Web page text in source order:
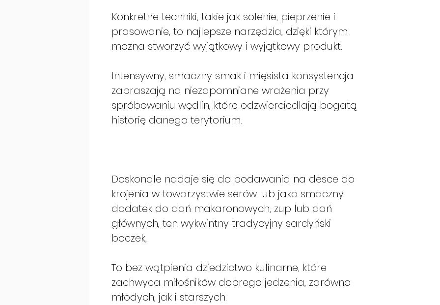
Konkretne techniki, takie jak solenie, pieprzenie i
prasowanie, to najlepsze narzędzia, dzięki którym
można stworzyć wyjątkowy i wyjątkowy produkt.
Intensywny, smaczny smak i mięsista konsystencja
zapraszają na niezapomniane wrażenia przy
spróbowaniu wędlin, które odzwierciedlają bogatą
historię danego terytorium.
Doskonale nadaje się do podawania na desce do
krojenia w towarzystwie serów lub jako smaczny
dodatek do dań makaronowych, zup lub dań
głównych, ten wykwintny tradycyjny sardyński
boczek,
To bez wątpienia dziedzictwo kulinarne, które
zachwyca miłośników dobrego jedzenia, zarówno
młodych, jak i starszych.